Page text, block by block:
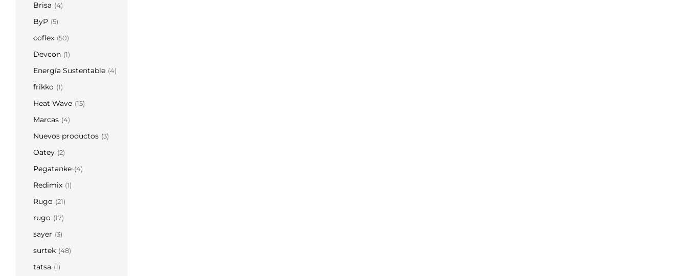
Brisa (4)
ByP (5)
coflex (50)
Devcon (1)
Energía Sustentable (4)
frikko (1)
Heat Wave (15)
Marcas (4)
Nuevos productos (3)
Oatey (2)
Pegatanke (4)
Redimix (1)
Rugo (21)
rugo (17)
sayer (3)
surtek (48)
tatsa (1)